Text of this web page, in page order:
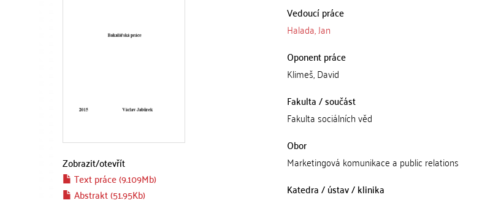
Zobrazit/otevřít
Text práce (9.109Mb)
Abstrakt (51.95Kb)
Vedoucí práce
Halada, Jan
Oponent práce
Klimeš, David
Fakulta / součást
Fakulta sociálních věd
Obor
Marketingová komunikace a public relations
Katedra / ústav / klinika